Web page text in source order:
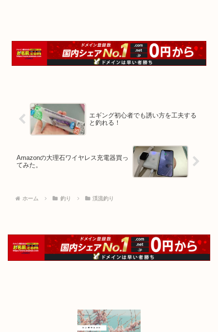
エギング初心者でも誘い方を工夫する
と釣れる！
Amazonの大理石ワイヤレス充電器買っ
てみた。
ホーム 釣り 渓流釣り